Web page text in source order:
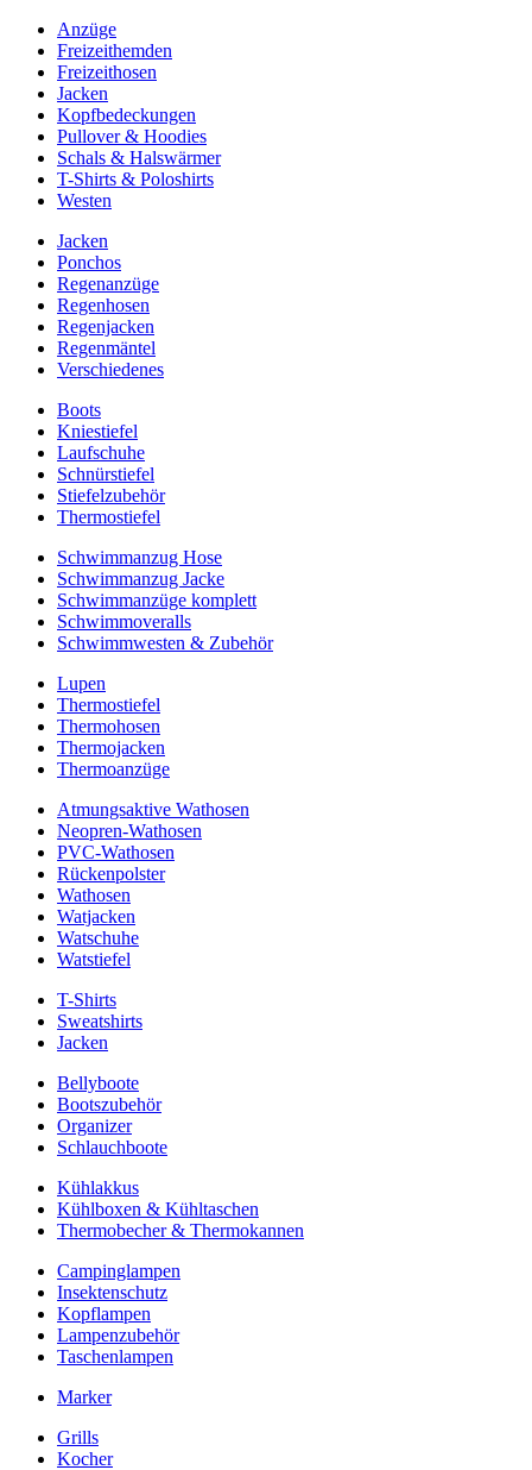
Anzüge
Freizeithemden
Freizeithosen
Jacken
Kopfbedeckungen
Pullover & Hoodies
Schals & Halswärmer
T-Shirts & Poloshirts
Westen
Jacken
Ponchos
Regenanzüge
Regenhosen
Regenjacken
Regenmäntel
Verschiedenes
Boots
Kniestiefel
Laufschuhe
Schnürstiefel
Stiefelzubehör
Thermostiefel
Schwimmanzug Hose
Schwimmanzug Jacke
Schwimmanzüge komplett
Schwimmoveralls
Schwimmwesten & Zubehör
Lupen
Thermostiefel
Thermohosen
Thermojacken
Thermoanzüge
Atmungsaktive Wathosen
Neopren-Wathosen
PVC-Wathosen
Rückenpolster
Wathosen
Watjacken
Watschuhe
Watstiefel
T-Shirts
Sweatshirts
Jacken
Bellyboote
Bootszubehör
Organizer
Schlauchboote
Kühlakkus
Kühlboxen & Kühltaschen
Thermobecher & Thermokannen
Campinglampen
Insektenschutz
Kopflampen
Lampenzubehör
Taschenlampen
Marker
Grills
Kocher